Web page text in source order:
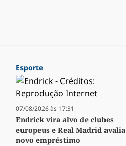
Esporte
07/08/2026 às 17:31
Endrick vira alvo de clubes
europeus e Real Madrid avalia
novo empréstimo